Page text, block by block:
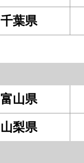
千葉県
富山県
山梨県